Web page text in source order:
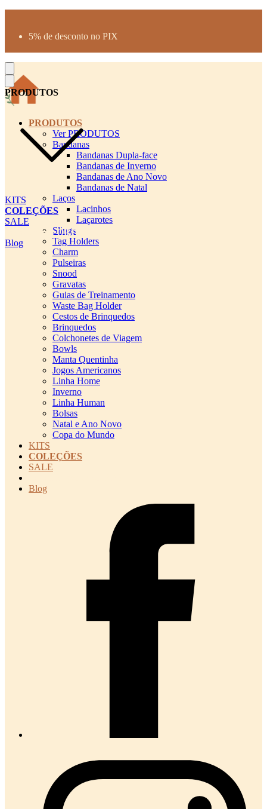
5% de desconto no PIX
PRODUTOS
KITS
COLEÇÕES
SALE
cadastro pet QRCODE
Blog
PRODUTOS
Ver PRODUTOS
Bandanas
Bandanas Dupla-face
Bandanas de Inverno
Bandanas de Ano Novo
Bandanas de Natal
Laços
Lacinhos
Laçarotes
Slings
Tag Holders
Charm
Pulseiras
Snood
Gravatas
Guias de Treinamento
Waste Bag Holder
Cestos de Brinquedos
Brinquedos
Colchonetes de Viagem
Bowls
Manta Quentinha
Jogos Americanos
Linha Home
Inverno
Linha Human
Bolsas
Natal e Ano Novo
Copa do Mundo
KITS
COLEÇÕES
SALE
Blog